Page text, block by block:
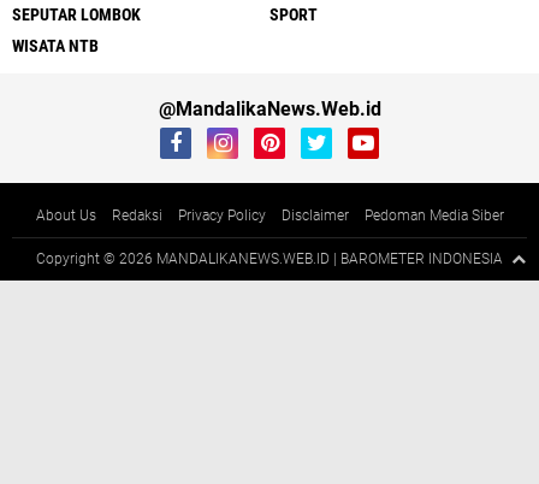
SEPUTAR LOMBOK
SPORT
WISATA NTB
@MandalikaNews.Web.id
About Us Redaksi Privacy Policy Disclaimer Pedoman Media Siber
Copyright © 2026 MANDALIKANEWS.WEB.ID | BAROMETER INDONESIA